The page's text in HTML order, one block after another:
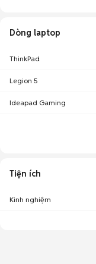
Dòng laptop
ThinkPad
Legion 5
Ideapad Gaming
Tiện ích
Kinh nghiệm